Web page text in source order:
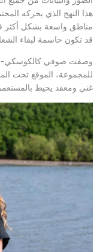
هذا النهج الذي يحركه
مناطق واسعة بشكل أكثر
قد تكون حاسمة لبقاء الشعاب
وصفت صوفي كالكوسكي-بوب،
للمجموعة، الموقع تحت
غني ومعقد يحيط بالمستعمرة